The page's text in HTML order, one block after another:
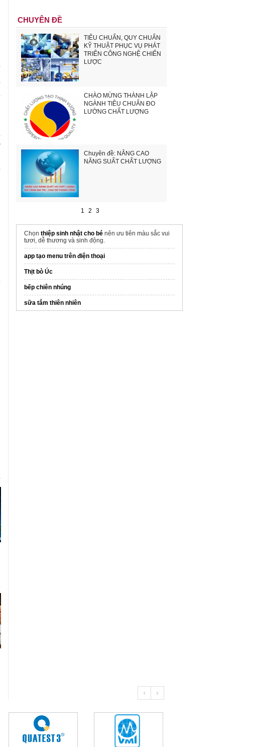
CHUYÊN ĐỀ
TIÊU CHUẨN, QUY CHUẨN
KỸ THUẬT PHỤC VỤ PHÁT
TRIỂN CÔNG NGHỆ CHIẾN
LƯỢC
CHÀO MỪNG THÀNH LẬP
NGÀNH TIÊU CHUẨN ĐO
LƯỜNG CHẤT LƯỢNG
Chuyên đề: NÂNG CAO
NĂNG SUẤT CHẤT LƯỢNG
1 2 3
Chọn thiệp sinh nhật cho bé nên ưu tiên màu sắc vui
tươi, dễ thương và sinh động.
app tạo menu trên điện thoại
Thịt bò Úc
bếp chiên nhúng
sữa tắm thiên nhiên